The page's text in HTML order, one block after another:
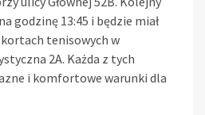
godzinę 13:45 i będzie miał
tenisowych w
2A. Każda z tych
i komfortowe warunki dla